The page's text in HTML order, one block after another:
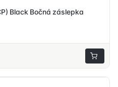
Black Bočná záslepka